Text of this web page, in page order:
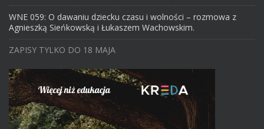
WNE 059: O dawaniu dziecku czasu i wolności – rozmowa z
Agnieszką Sieńkowską i Łukaszem Wachowskim.
ZAPISY TYLKO DO 18 MAJA